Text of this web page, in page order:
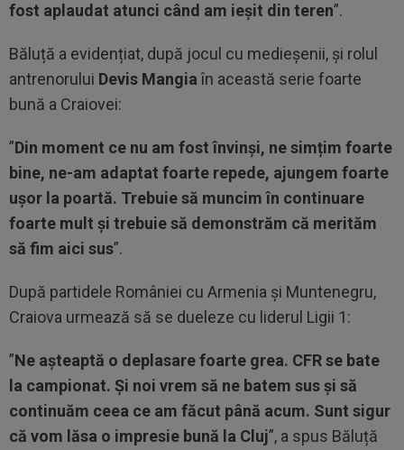
fost aplaudat atunci când am ieșit din teren”.
Băluță a evidențiat, după jocul cu medieșenii, și rolul
antrenorului Devis Mangiaîn această serie foarte
bună a Craiovei:
”Din moment ce nu am fost învinși, ne simțim foarte
bine, ne-am adaptat foarte repede, ajungem foarte
ușor la poartă. Trebuie să muncim în continuare
foarte mult și trebuie să demonstrăm că merităm
să fim aici sus”.
După partidele României cu Armenia și Muntenegru,
Craiova urmează să se dueleze cu liderul Ligii 1:
”Ne așteaptă o deplasare foarte grea. CFR se bate
la campionat. Și noi vrem să ne batem sus și să
continuăm ceea ce am făcut până acum. Sunt sigur
că vom lăsa o impresie bună la Cluj”, a spus Băluță